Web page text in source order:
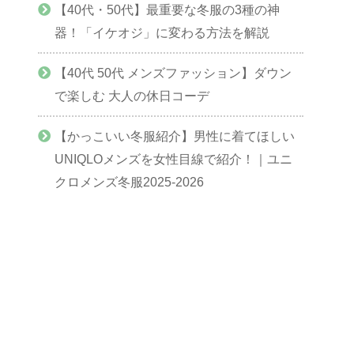
【40代・50代】最重要な冬服の3種の神
器！「イケオジ」に変わる方法を解説
【40代 50代 メンズファッション】ダウン
で楽しむ 大人の休日コーデ
【かっこいい冬服紹介】男性に着てほしい
UNIQLOメンズを女性目線で紹介！｜ユニ
クロメンズ冬服2025-2026